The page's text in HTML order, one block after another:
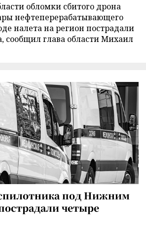
обломки сбитого дрона
нефтеперерабатывающего
налета на регион пострадали
сообщил глава области Михаил
под Нижним
четыре